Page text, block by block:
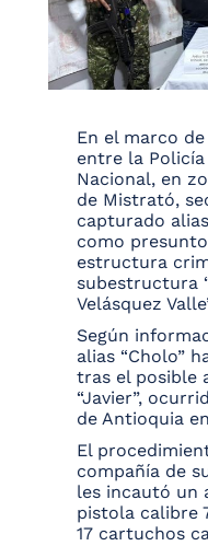
En el marco
entre la
Nacional, en
de Mistrató,
capturado
como
estructura
subestructura
Velásquez
Según
alias “Cholo”
tras el posible
“Javier”,
de Antioquia
El
compañía de
les incautó un
pistola calibre
17 cartuchos